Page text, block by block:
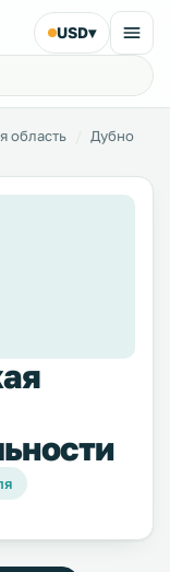
USD▾
область
Дубно